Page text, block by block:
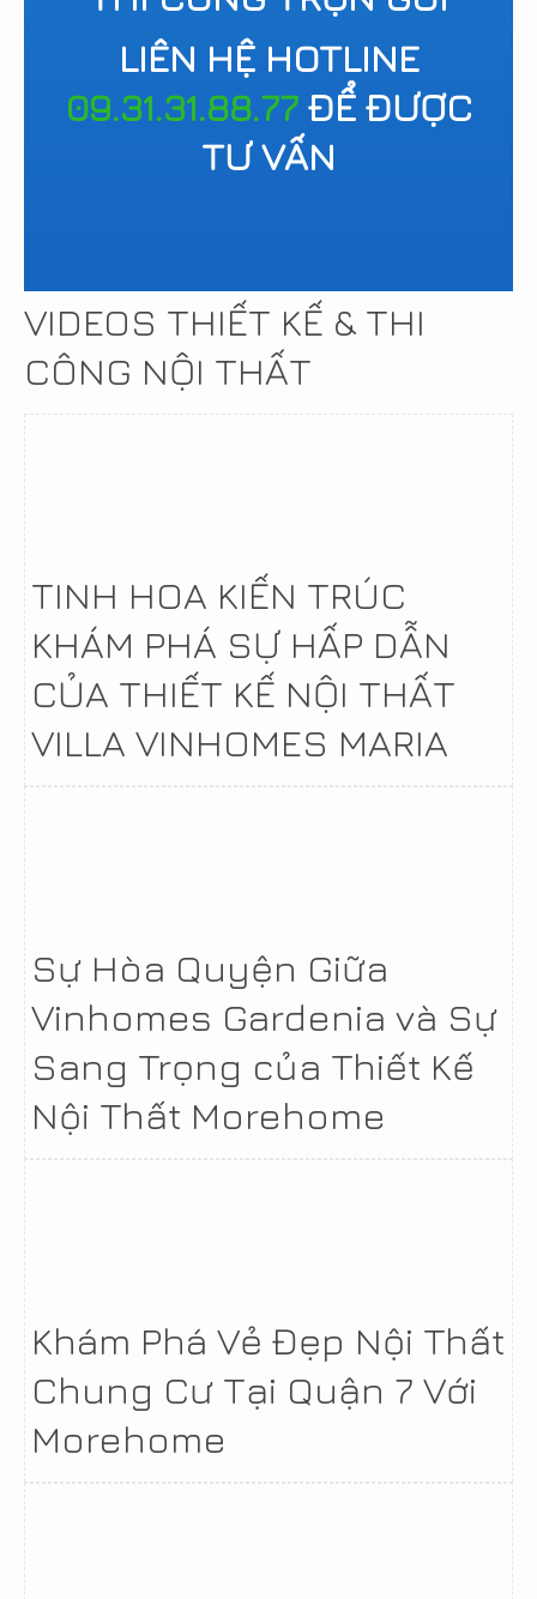
LIÊN HỆ HOTLINE
09.31.31.88.77ĐỂ ĐƯỢC
TƯ VẤN
VIDEOS THIẾT KẾ & THI
CÔNG NỘI THẤT
TINH HOA KIẾN TRÚC
KHÁM PHÁ SỰ HẤP DẪN
CỦA THIẾT KẾ NỘI THẤT
VILLA VINHOMES MARIA
Sự Hòa Quyện Giữa
Vinhomes Gardenia và Sự
Sang Trọng của Thiết Kế
Nội Thất Morehome
Khám Phá Vẻ Đẹp Nội Thất
Chung Cư Tại Quận 7 Với
Morehome